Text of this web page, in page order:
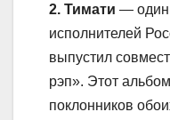
2. Тимати — один
исполнителей
выпустил
рэп». Этот
поклонников